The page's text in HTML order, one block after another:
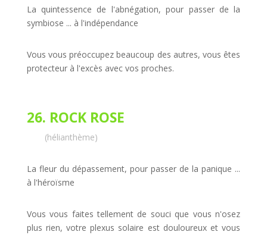
La quintessence de l'abnégation, pour passer de la
symbiose ... à l'indépendance
Vous vous préoccupez beaucoup des autres, vous êtes
protecteur à l'excès avec vos proches.
26. ROCK ROSE
(hélianthème)
La fleur du dépassement, pour passer de la panique ...
à l'héroïsme
Vous vous faites tellement de souci que vous n'osez
plus rien, votre plexus solaire est douloureux et vous